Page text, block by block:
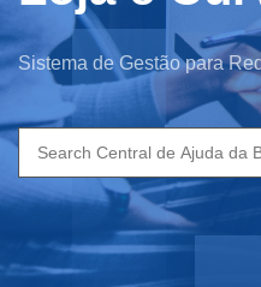
Sistema de Gestão para
Search
for: